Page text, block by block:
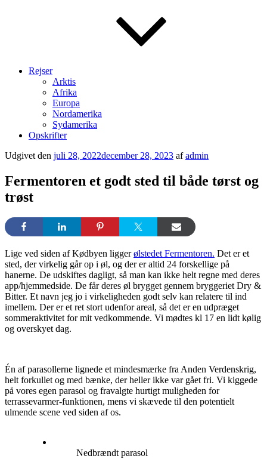
Rejser
Arktis
Afrika
Europa
Nordamerika
Sydamerika
Opskrifter
Udgivet den juli 28, 2022december 28, 2023 afadmin
Fermentoren et godt sted til både tørst og
trøst
Lige ved siden af Kødbyen liggerølstedet Fermentoren. Det er et
sted, der virkelig går op i øl, og der er altid 24 forskellige på
hanerne. De udskiftes dagligt, så man kan ikke helt regne med deres
app/hjemmedside. De får deres øl brygget gennem bryggeriet Dry &
Bitter. Et navn jeg jo i virkeligheden godt selv kan relatere til ind
imellem. Der er et ret stort udenfor areal, så det er en udpræget
sommeraktivitet for mit vedkommende. Vi mødtes kl 17 en lidt kølig
og overskyet dag.
Én af parasollerne lignede et mindesmærke fra Anden Verdenskrig,
helt forkullet og med bænke, der heller ikke var gået fri. Vi kiggede
på vores egen parasol og fravalgte hurtigt muligheden for
terrassevarmer-funktionen, mens vi skævede til den potentielt
ulmende scene ved siden af os.
Nedbrændt parasol